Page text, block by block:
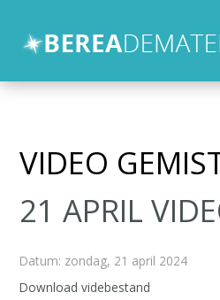
hulp en zorg
Contact
Zoeken
VIDEO
21 APRIL
Datum: zondag, 21 april 2024
Download videbestand